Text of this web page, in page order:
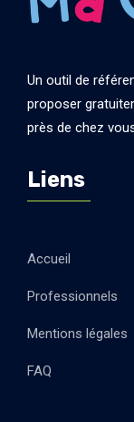
Un outil de
proposer
près de chez
Liens
Accueil
Professionnels
Mentions légales
FAQ